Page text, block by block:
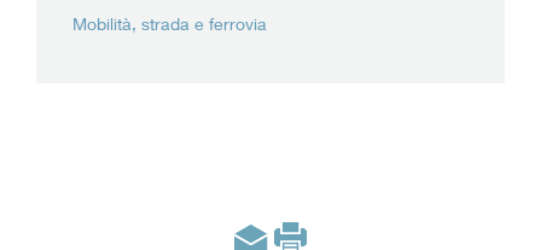
Mobilità, strada e ferrovia